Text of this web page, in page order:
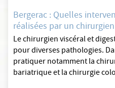
Bergerac : Quelles
réalisées par un
Le chirurgien viscéral et
pour diverses pathologies.
pratiquer notamment la
bariatrique et la chirurgie